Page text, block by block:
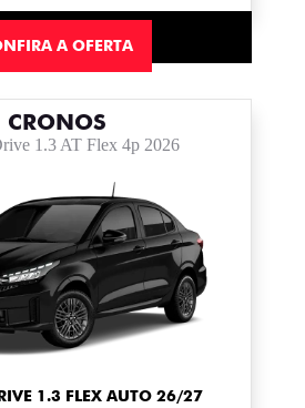
A OFERTA
CRONOS
1.3 AT Flex 4p 2026
1.3 FLEX AUTO 26/27